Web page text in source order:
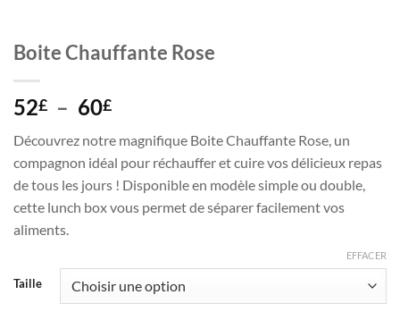
Boite Chauffante Rose
52£ – 60£Plage
prix :
52£
à
60£
Découvrez notre magnifique Boite Chauffante Rose, un
compagnon idéal pour réchauffer et cuire vos délicieux repas
de tous les jours ! Disponible en modèle simple ou double,
cette lunch box vous permet de séparer facilement vos
aliments.
Taille
EFFACER